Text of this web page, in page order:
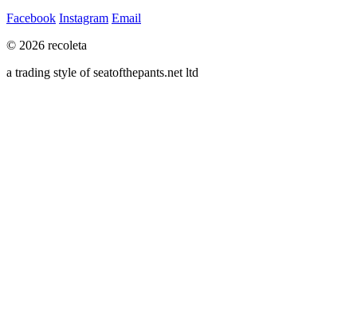
Facebook Instagram Email
© 2026 recoleta
a trading style of seatofthepants.net ltd